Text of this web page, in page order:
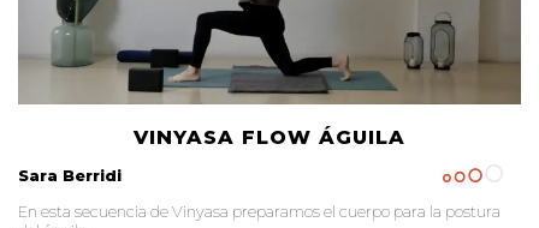
VINYASA FLOW ÁGUILA
Sara Berridi
En esta secuencia de Vinyasa preparamos el cuerpo para la postura